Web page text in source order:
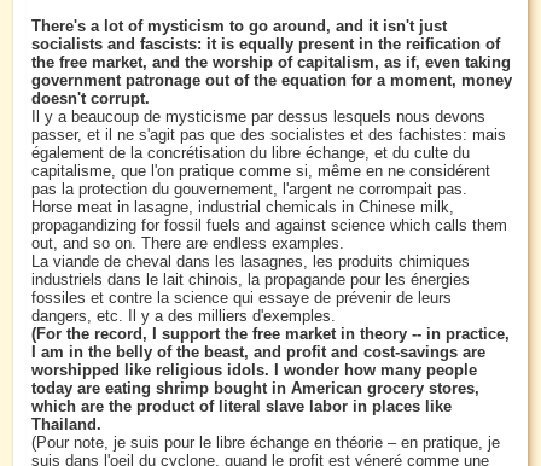
There's a lot of mysticism to go around, and it isn't just
socialists and fascists: it is equally present in the reification of
the free market, and the worship of capitalism, as if, even taking
government patronage out of the equation for a moment, money
doesn't corrupt.
Il y a beaucoup de mysticisme par dessus lesquels nous devons
passer, et il ne s'agit pas que des socialistes et des fachistes: mais
également de la concrétisation du libre échange, et du culte du
capitalisme, que l'on pratique comme si, même en ne considérent
pas la protection du gouvernement, l'argent ne corrompait pas.
Horse meat in lasagne, industrial chemicals in Chinese milk,
propagandizing for fossil fuels and against science which calls them
out, and so on. There are endless examples.
La viande de cheval dans les lasagnes, les produits chimiques
industriels dans le lait chinois, la propagande pour les énergies
fossiles et contre la science qui essaye de prévenir de leurs
dangers, etc. Il y a des milliers d'exemples.
(For the record, I support the free market in theory -- in practice,
I am in the belly of the beast, and profit and cost-savings are
worshipped like religious idols. I wonder how many people
today are eating shrimp bought in American grocery stores,
which are the product of literal slave labor in places like
Thailand.
(Pour note, je suis pour le libre échange en théorie – en pratique, je
suis dans l'oeil du cyclone, quand le profit est véneré comme une